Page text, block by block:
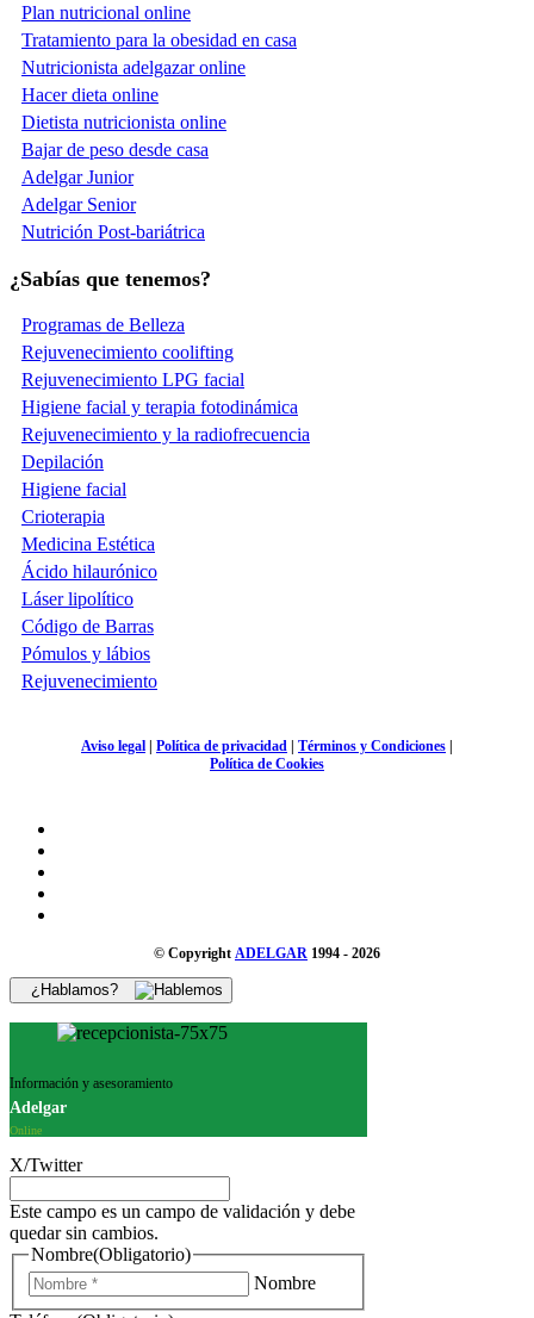
Plan nutricional online
Tratamiento para la obesidad en casa
Nutricionista adelgazar online
Hacer dieta online
Dietista nutricionista online
Bajar de peso desde casa
Adelgar Junior
Adelgar Senior
Nutrición Post-bariátrica
¿Sabías que tenemos?
Programas de Belleza
Rejuvenecimiento coolifting
Rejuvenecimiento LPG facial
Higiene facial y terapia fotodinámica
Rejuvenecimiento y la radiofrecuencia
Depilación
Higiene facial
Crioterapia
Medicina Estética
Ácido hilaurónico
Láser lipolítico
Código de Barras
Pómulos y lábios
Rejuvenecimiento
Aviso legal | Política de privacidad | Términos y Condiciones |
Política de Cookies
© Copyright ADELGAR 1994 - 2026
¿Hablamos?
Información y asesoramiento
Adelgar
Online
X/Twitter
Este campo es un campo de validación y debe
quedar sin cambios.
Nombre(Obligatorio)
Nombre